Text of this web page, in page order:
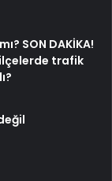
SON DAKİKA!
ilçelerde trafik